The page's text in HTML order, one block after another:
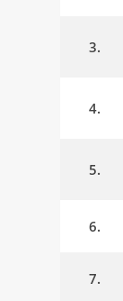
3.
4.
5.
6.
7.